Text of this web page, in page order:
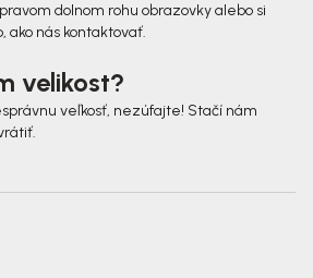
dolnom rohu obrazovky alebo si
ako nás kontaktovať.
velikost?
veľkosť, nezúfajte! Stačí nám